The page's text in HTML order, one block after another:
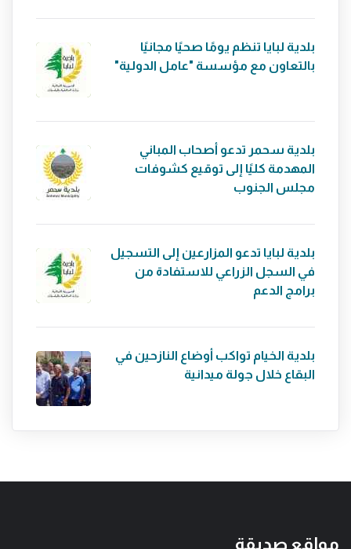
بلدية لبايا تنظم يومًا صحيًا مجانيًا
بالتعاون مع مؤسسة "عامل الدولية"
بلدية سحمر تدعو أصحاب المباني
المهدمة كليًا إلى توقيع كشوفات
مجلس الجنوب
بلدية لبايا تدعو المزارعين إلى التسجيل
في السجل الزراعي للاستفادة من
برامج الدعم
بلدية الخيام تواكب أوضاع النازحين في
البقاع خلال جولة ميدانية
مواقع صديقة